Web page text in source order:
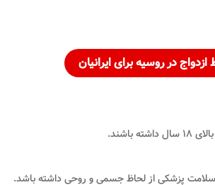
ازدواج در روسیه برای ایرانیان
داشته باشند.
سلامت پزشکی از لحاظ جسمی و روحی داشته باشد.